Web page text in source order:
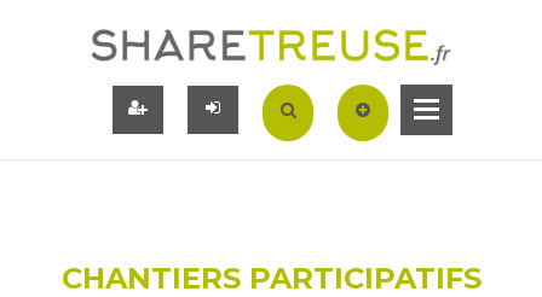
CHANTIERS PARTICIPATIFS